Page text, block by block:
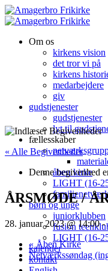
Om os
kirkens vision
det tror vi på
kirkens
medarbejdere
giv
gudstjenester
gudstjenester
lyt til
fællesskaber
åben kirke
LIGHT (16-
børn og unge
juniorklubben
fusion
LIGHT (16-
kalender
kontakt
« Alle Begivenheder
Denne begivenhed
ÅRSMØDE /
28. januar 2023 @ 14:00-
« Åben Kirke
Netværkssøndag